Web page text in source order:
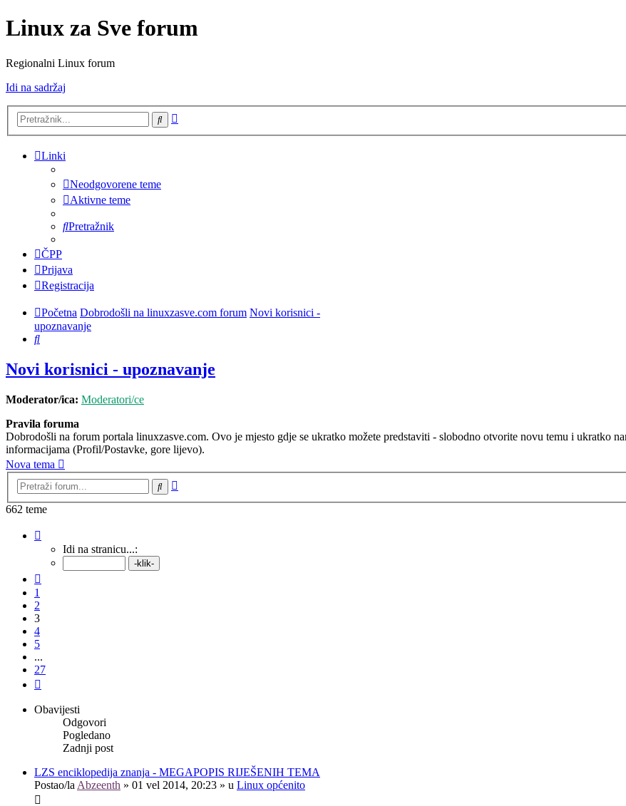
Linux za Sve forum
Regionalni Linux forum
Idi na sadržaj
Pretražnik
Linki
Neodgovorene teme
Aktivne teme
Pretražnik
ČPP
Prijava
Registracija
Početna Dobrodošli na linuxzasve.com forum Novi korisnici -
upoznavanje
Pretražnik
Novi korisnici - upoznavanje
Moderator/ica: Moderatori/ce
Pravila foruma
Dobrodošli na forum portala linuxzasve.com. Ovo je mjesto gdje se ukratko možete predstaviti - slobodno otvorite novu temu i ukratko
informacijama (Profil/Postavke, gore lijevo).
Nova tema
Pretražnik
662 teme
27 .Idi na stranicu...:
1
2
3
4
5
...
27
Obavijesti
Odgovori
Pogledano
Zadnji post
LZS enciklopedija znanja - MEGAPOPIS RIJEŠENIH TEMA
Postao/la Abzeenth » 01 vel 2014, 20:23 » u Linux općenito